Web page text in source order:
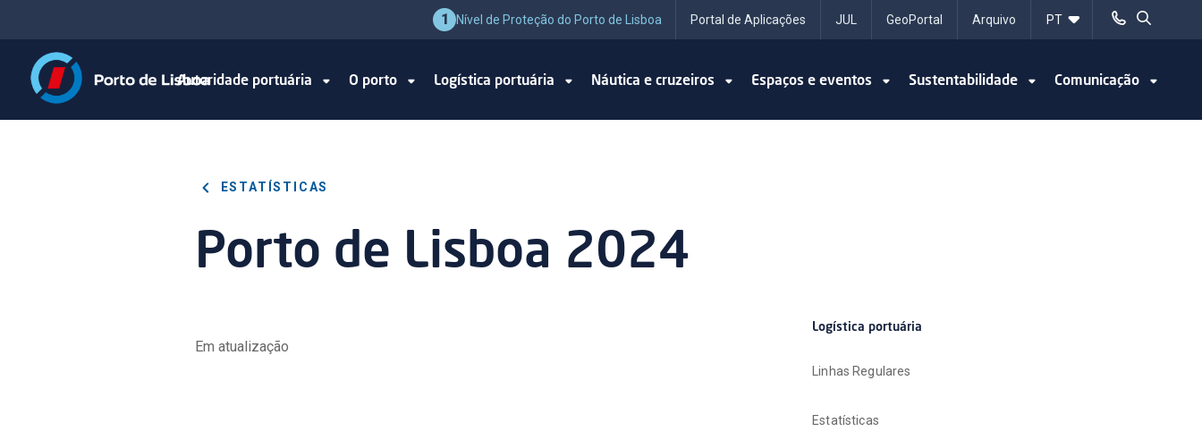
1 Nível de Proteção do Porto de Lisboa Portal de Aplicações JUL GeoPortal Arquivo
Autoridade portuária O porto Logística portuária Náutica e cruzeiros Espaços e eventos Sustentabilidade Comunicação
ESTATÍSTICAS
Porto de Lisboa 2024
Em atualização
Logística portuária
Linhas Regulares
Estatísticas